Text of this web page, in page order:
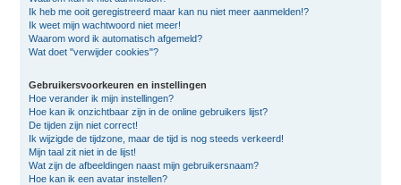
Ik heb me ooit geregistreerd maar kan nu niet meer aanmelden!?
Ik weet mijn wachtwoord niet meer!
Waarom word ik automatisch afgemeld?
Wat doet "verwijder cookies"?
Gebruikersvoorkeuren en instellingen
Hoe verander ik mijn instellingen?
Hoe kan ik onzichtbaar zijn in de online gebruikers lijst?
De tijden zijn niet correct!
Ik wijzigde de tijdzone, maar de tijd is nog steeds verkeerd!
Mijn taal zit niet in de lijst!
Wat zijn de afbeeldingen naast mijn gebruikersnaam?
Hoe kan ik een avatar instellen?